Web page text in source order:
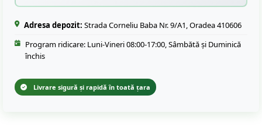
Adresa depozit: Strada Corneliu Baba Nr. 9/A1, Oradea 410606
Program ridicare: Luni-Vineri 08:00-17:00, Sâmbătă și Duminică
închis
Livrare sigură și rapidă în toată țara